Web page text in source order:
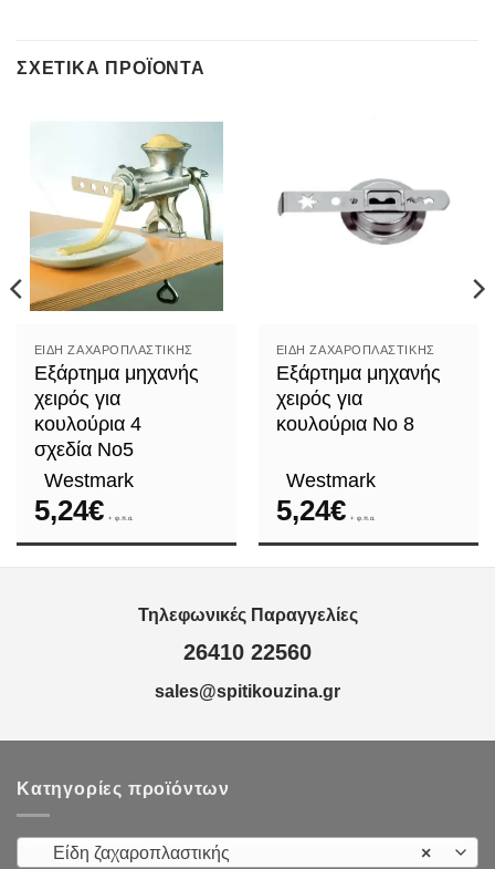
ΣΧΕΤΙΚΆ ΠΡΟΪΌΝΤΑ
ΕΊΔΗ ΖΑΧΑΡΟΠΛΑΣΤΙΚΉΣ
Εξάρτημα μηχανής
χειρός για
κουλούρια 4
σχεδία Νo5
Westmark
5,24€ + φ.π.α.
ΕΊΔΗ ΖΑΧΑΡΟΠΛΑΣΤΙΚΉΣ
Εξάρτημα μηχανής
χειρός για
κουλούρια Νο 8
Westmark
5,24€ + φ.π.α.
Τηλεφωνικές Παραγγελίες
26410 22560
sales@spitikouzina.gr
Κατηγορίες προϊόντων
×
Είδη ζαχαροπλαστικής